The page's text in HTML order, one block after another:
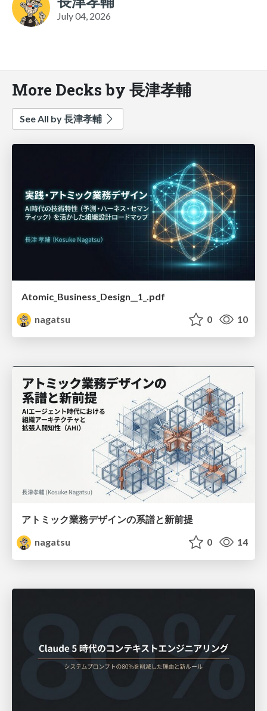
July 04, 2026
More Decks by 長津孝輔
See All by 長津孝輔
Atomic_Business_Design__1_.pdf
nagatsu
0 10
アトミック業務デザインの系譜と新前提
nagatsu
0 14